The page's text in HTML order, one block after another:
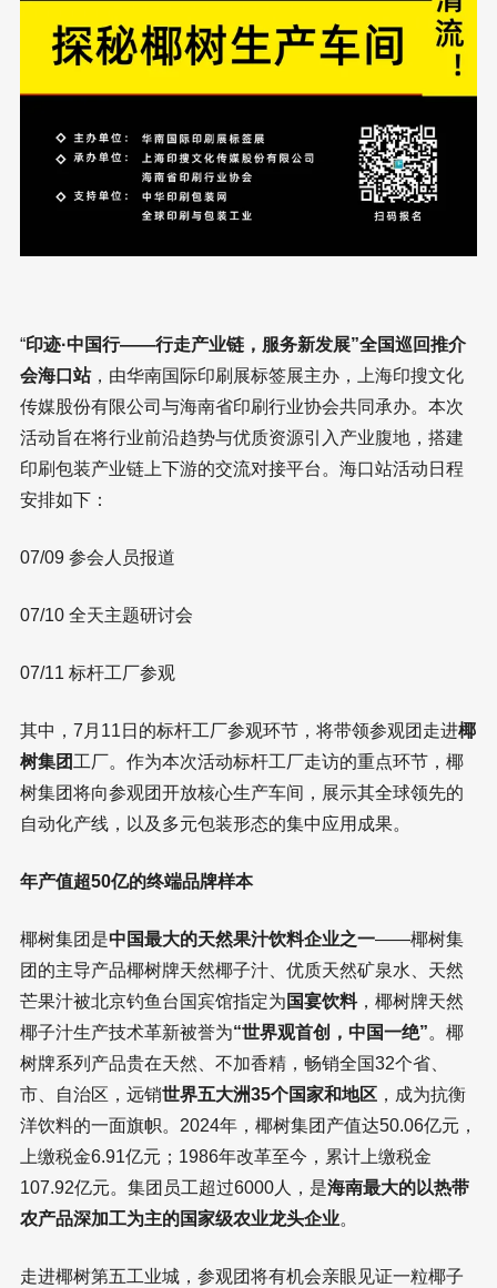
“印迹·中国行——行走产业链，服务新发展”全国巡回推介
会海口站，由华南国际印刷展标签展主办，上海印搜文化
传媒股份有限公司与海南省印刷行业协会共同承办。本次
活动旨在将行业前沿趋势与优质资源引入产业腹地，搭建
印刷包装产业链上下游的交流对接平台。海口站活动日程
安排如下：
07/09 参会人员报道
07/10 全天主题研讨会
07/11 标杆工厂参观
其中，7月11日的标杆工厂参观环节，将带领参观团走进椰
树集团工厂。作为本次活动标杆工厂走访的重点环节，椰
树集团将向参观团开放核心生产车间，展示其全球领先的
自动化产线，以及多元包装形态的集中应用成果。
年产值超50亿的终端品牌样本
椰树集团是中国最大的天然果汁饮料企业之一——椰树集
团的主导产品椰树牌天然椰子汁、优质天然矿泉水、天然
芒果汁被北京钓鱼台国宾馆指定为 国宴饮料，椰树牌天然
椰子汁生产技术革新被誉为“世界观首创，中国一绝”。椰
树牌系列产品贵在天然、不加香精，畅销全国32个省、
市、自治区，远销世界五大洲35个国家和地区 ，成为抗衡
洋饮料的一面旗帜。2024年，椰树集团产值达50.06亿元，
上缴税金6.91亿元；1986年改革至今，累计上缴税金
107.92亿元。集团员工超过6000人，是海南最大的以热带
农产品深加工为主的国家级农业龙头企业。
走进椰树第五工业城，参观团将有机会亲眼见证一粒椰子